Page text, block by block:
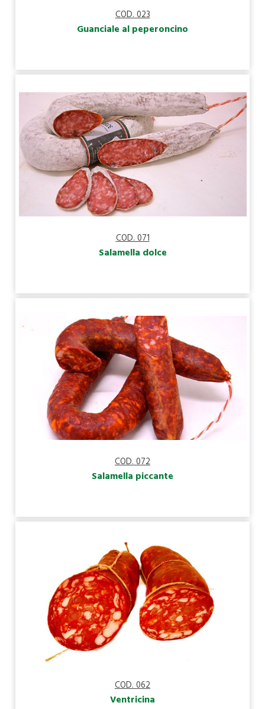
COD. 023
Guanciale al peperoncino
COD. 071
Salamella dolce
COD. 072
Salamella piccante
COD. 062
Ventricina